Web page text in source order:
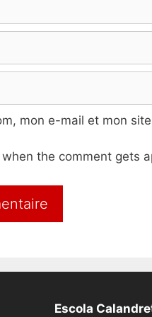
mon e-mail et mon
the comment gets
Escola